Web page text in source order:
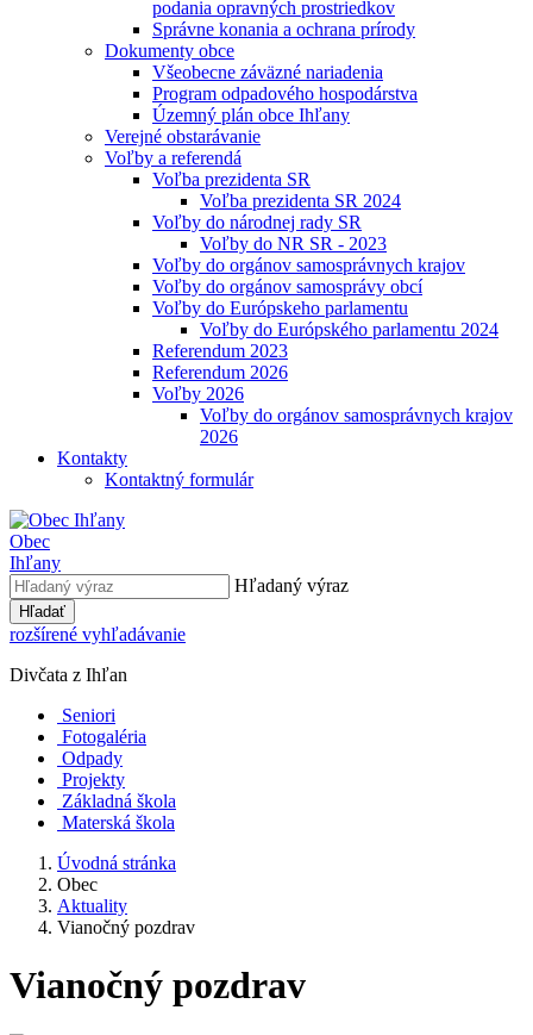
podania opravných prostriedkov
Správne konania a ochrana prírody
Dokumenty obce
Všeobecne záväzné nariadenia
Program odpadového hospodárstva
Územný plán obce Ihľany
Verejné obstarávanie
Voľby a referendá
Voľba prezidenta SR
Voľba prezidenta SR 2024
Voľby do národnej rady SR
Voľby do NR SR - 2023
Voľby do orgánov samosprávnych krajov
Voľby do orgánov samosprávy obcí
Voľby do Európskeho parlamentu
Voľby do Európského parlamentu 2024
Referendum 2023
Referendum 2026
Voľby 2026
Voľby do orgánov samosprávnych krajov
2026
Kontakty
Kontaktný formulár
Obec
Ihľany
Hľadaný výraz
Hľadať
rozšírené vyhľadávanie
Divčata z Ihľan
Seniori
Fotogaléria
Odpady
Projekty
Základná škola
Materská škola
Úvodná stránka
Obec
Aktuality
Vianočný pozdrav
Vianočný pozdrav